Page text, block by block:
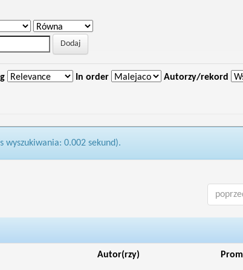
In order Autorzy/rekord
wyszukiwania: 0.002 sekund).
Autor(rzy)